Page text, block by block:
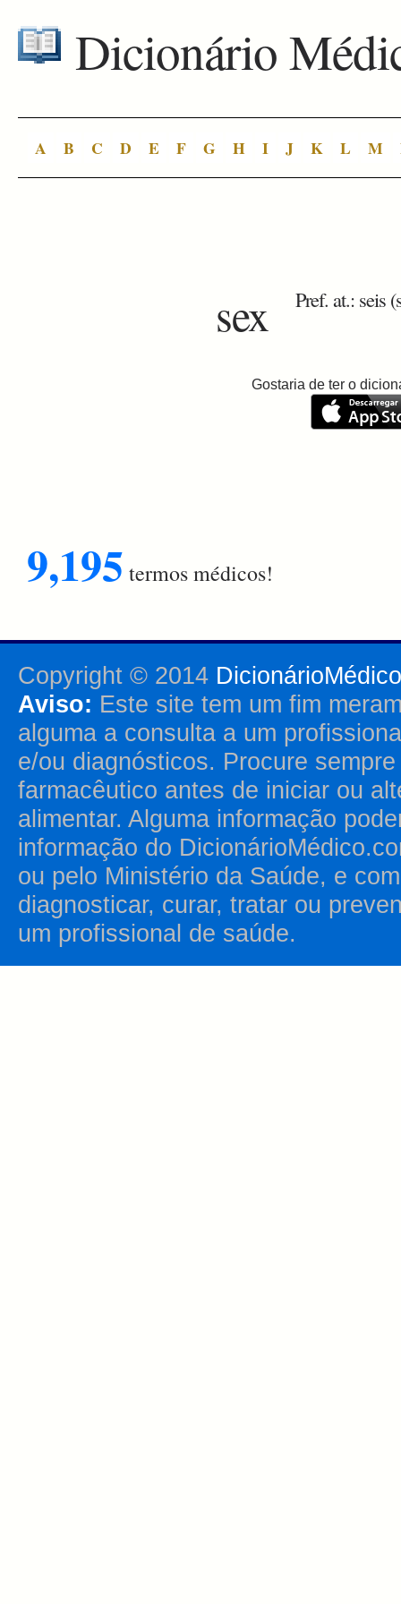
Dicionário
A B C D E F G H I J K L M
sex Pref. at.: seis
Gostaria de ter o
9,195 termos médicos!
Copyright © 2014
Aviso: Este site tem um fim
alguma a consulta a um
e/ou diagnósticos. Procure
farmacêutico antes de iniciar ou
alimentar. Alguma informação
informação do
ou pelo Ministério da Saúde, e
diagnosticar, curar, tratar ou
um profissional de saúde.